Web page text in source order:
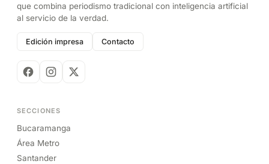
que combina periodismo tradicional con inteligencia artificial
al servicio de la verdad.
Edición impresa Contacto
SECCIONES
Bucaramanga
Área Metro
Santander